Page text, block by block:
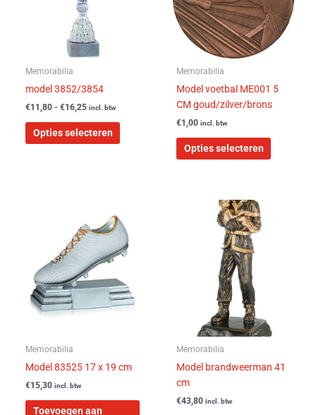
Memorabilia
model 3852/3854
€11,80 - €16,25 incl. btw
Opties selecteren
Memorabilia
Model voetbal ME001 5
CM goud/zilver/brons
€1,00 incl. btw
Opties selecteren
Deze
optie
kan
op
de
Memorabilia
Model 83525 17 x 19 cm
€15,30 incl. btw
Toevoegen aan
Memorabilia
Model brandweerman 41
cm
€43,80 incl. btw